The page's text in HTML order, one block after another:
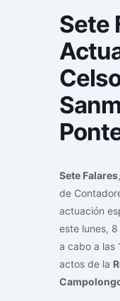
Sete
Sete Falares
de
actuación
este lunes,
a cabo a las
actos de la